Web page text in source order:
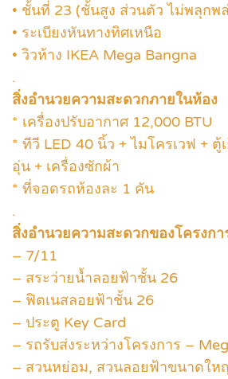
• ชั้นที่ 23 (ชั้นสูง ส่วนตัว ไม่พลุกพ
• ระเบียงหันทางทิศเหนือ
• วิวห้าง IKEA Mega Bangna
.
สิ่งอำนวยความสะดวกภายในห้อง
* เครื่องปรับอากาศ 12,000 BTU
* ทีวี LED 40 นิ้ว + ไมโครเวฟ + ตู้
อุ่น + เครื่องซักผ้า
* ที่จอดรถห้องละ 1 คัน
.
สิ่งอำนวยความสะดวกของโครงกา
– 7/11
– สระว่ายน้ำลอยฟ้าชั้น 26
– ฟิตเนสลอยฟ้าชั้น 26
– ประตู Key Card
– รถรับส่งระหว่างโครงการ –
– สวนหย่อม, สวนลอยฟ้าขนาดให